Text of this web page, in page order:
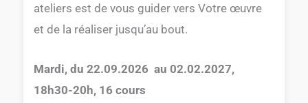
ateliers est de vous guider vers Votre œuvre
et de la réaliser jusqu’au bout.
Mardi, du 22.09.2026 au 02.02.2027,
18h30-20h, 16 cours